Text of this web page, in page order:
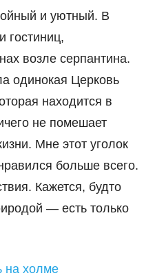
и уютный. В
гостиниц,
возле серпантина.
одинокая Церковь
находится в
не помешает
Мне этот уголок
больше всего.
Кажется, будто
— есть только